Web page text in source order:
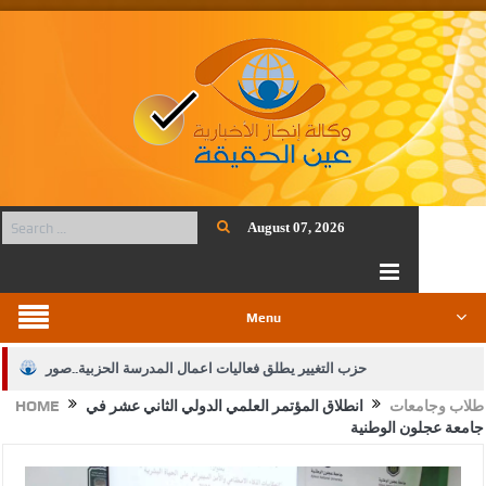
August 07, 2026
Menu
حزب التغيير يطلق فعاليات اعمال المدرسة الحزبية..صور
الجيش يفتح باب التجنيد لحملة البكالوريوس في الحقوق والقانونHOME طلاب وجامعات
انطلاق المؤتمر العلمي الدولي الثاني عشر في
جامعة عجلون الوطنية